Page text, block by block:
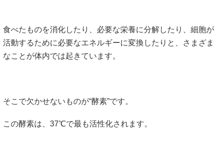
食べたものを消化したり、必要な栄養に分解したり、細胞が
活動するために必要なエネルギーに変換したりと、さまざま
なことが体内では起きています。
そこで欠かせないものが“酵素”です。
この酵素は、37℃で最も活性化されます。